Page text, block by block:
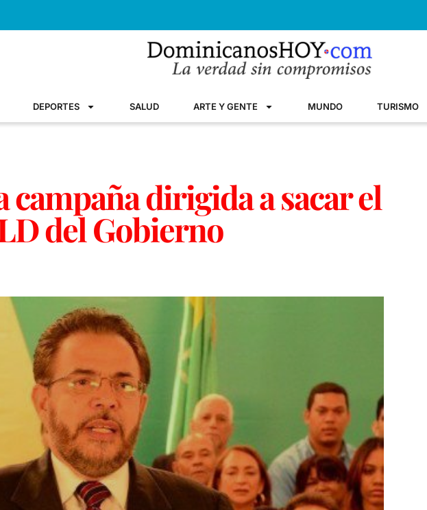
DEPORTES SALUD ARTE Y GENTE MUNDO TURISMO
dirigida a sacar el
del Gobierno